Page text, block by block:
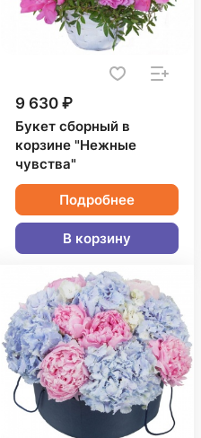
9 630 ₽
Букет сборный в
корзине "Нежные
чувства"
Подробнее
В корзину